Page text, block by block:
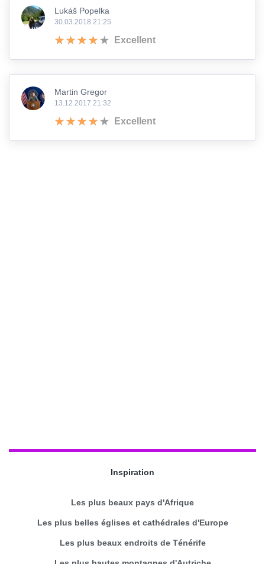
Lukáš Popelka
30.03.2018 21:25
Excellent
Martin Gregor
13.12.2017 21:32
Excellent
Inspiration
Les plus beaux pays d'Afrique
Les plus belles églises et cathédrales d'Europe
Les plus beaux endroits de Ténérife